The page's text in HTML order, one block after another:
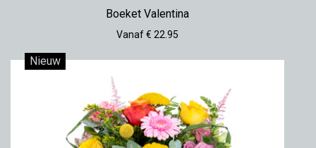
Boeket Valentina
Vanaf € 22.95
Nieuw